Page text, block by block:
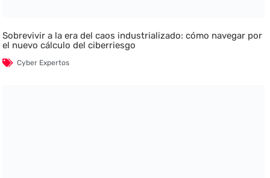
Sobrevivir a la era del caos industrializado: cómo navegar por
el nuevo cálculo del ciberriesgo
Cyber Expertos